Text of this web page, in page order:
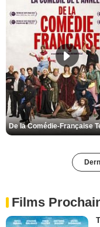
Films